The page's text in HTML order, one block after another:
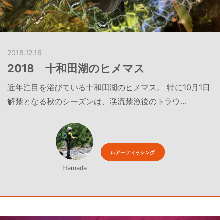
2018.12.16
2018 十和田湖のヒメマス
近年注目を浴びている十和田湖のヒメマス。 特に10月1日
解禁となる秋のシーズンは、渓流禁漁後のトラウ…
Hamada
ルアーフィッシング